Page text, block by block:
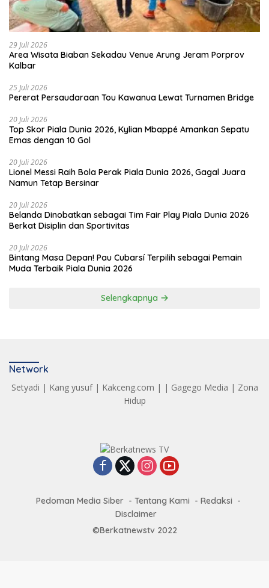
29 Juli 2026
Area Wisata Biaban Sekadau Venue Arung Jeram Porprov
Kalbar
25 Juli 2026
Pererat Persaudaraan Tou Kawanua Lewat Turnamen Bridge
20 Juli 2026
Top Skor Piala Dunia 2026, Kylian Mbappé Amankan Sepatu
Emas dengan 10 Gol
20 Juli 2026
Lionel Messi Raih Bola Perak Piala Dunia 2026, Gagal Juara
Namun Tetap Bersinar
20 Juli 2026
Belanda Dinobatkan sebagai Tim Fair Play Piala Dunia 2026
Berkat Disiplin dan Sportivitas
20 Juli 2026
Bintang Masa Depan! Pau Cubarsí Terpilih sebagai Pemain
Muda Terbaik Piala Dunia 2026
Selengkapnya
Network
Setyadi | Kang yusuf| Kakceng.com | | Gagego Media | Zona
Hidup
Pedoman Media Siber Tentang Kami
Redaksi
Disclaimer
©Berkatnewstv 2022